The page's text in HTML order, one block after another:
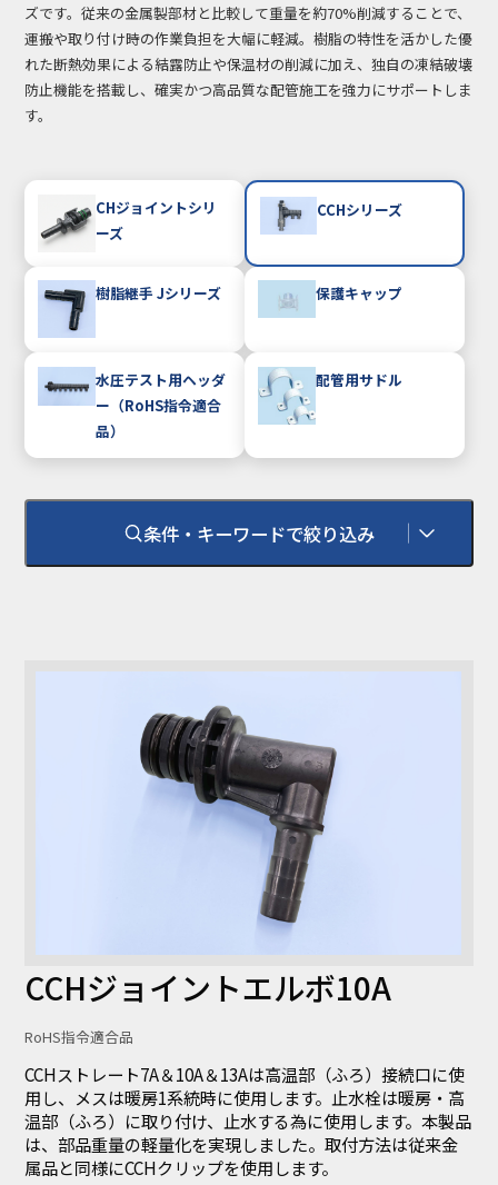
ズです。従来の金属製部材と比較して重量を約70%削減することで、
運搬や取り付け時の作業負担を大幅に軽減。樹脂の特性を活かした優
れた断熱効果による結露防止や保温材の削減に加え、独自の凍結破壊
防止機能を搭載し、確実かつ高品質な配管施工を強力にサポートしま
す。
CHジョイントシリ
ーズ
CCHシリーズ
樹脂継手 Jシリーズ 保護キャップ
水圧テスト用ヘッダ
ー（RoHS指令適合
品）
配管用サドル
条件・キーワードで絞り込み
環境対応
RoHS
RoHS 2（10物質）
耐熱温度
難燃性
UL94HB
UL94V-0 UL94V-2
UL-224
UL1565
業界
半導体
ライフスタイル 住宅設備
CCHジョイントエルボ10A
RoHS指令適合品
CCHストレート7A＆10A＆13Aは高温部（ふろ）接続口に使
用し、メスは暖房1系統時に使用します。止水栓は暖房・高
温部（ふろ）に取り付け、止水する為に使用します。本製品
は、部品重量の軽量化を実現しました。取付方法は従来金
属品と同様にCCHクリップを使用します。